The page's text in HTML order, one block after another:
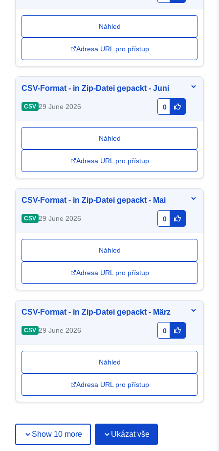
Náhled
Adresa URL pro přístup
CSV-Format - in Zip-Datei gepackt - Juni
CSV 29 June 2026 0
Náhled
Adresa URL pro přístup
CSV-Format - in Zip-Datei gepackt - Mai
CSV 29 June 2026 0
Náhled
Adresa URL pro přístup
CSV-Format - in Zip-Datei gepackt - März
CSV 29 June 2026 0
Náhled
Adresa URL pro přístup
Show 10 more Ukázat vše